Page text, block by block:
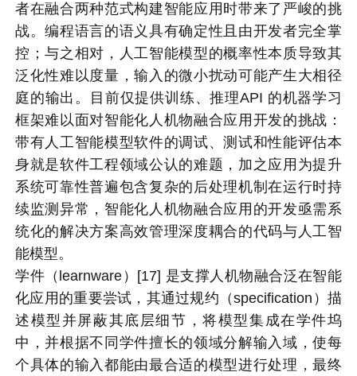
者在融合两种范式构建智能应用时带来了严峻的挑
战。编程语言的语义具有确定性且由开发者完全掌
控；与之相对，人工智能模型的概率性本质导致其
泛化性难以度量，输入的微小扰动可能产生大相径
庭的输出。目前仅提供训练、推理API 的机器学习
框架难以面对智能化人机物融合应用开发的挑战：
带有人工智能模型软件的调试、测试和性能评估本
身就是软件工程领域公认的难题，加之应用为提升
系统可靠性普遍包含复杂的后处理机制在运行时持
续监测异常，智能化人机物融合应用的开发亟需系
统化的解决方案高效管理深度耦合的代码与人工智
能模型。
学件（learnware）[17] 是支撑人机物融合泛在智能
化应用的重要尝试，其通过规约（specification）描
述模型并屏蔽其底层细节，将模型集成在学件坞
中，并根据不同学件擅长的领域分解输入域，使每
个具体的输入都能由最合适的模型进行处理，最终